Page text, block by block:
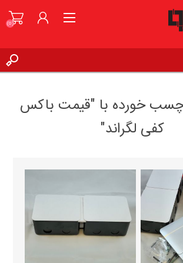
(0)
خورده با "قیمت باکس
کفی لگراند"